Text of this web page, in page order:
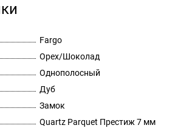
Fargo
Орех/Шоколад
Однополосный
Дуб
Замок
Quartz Parquet Престиж 7 мм